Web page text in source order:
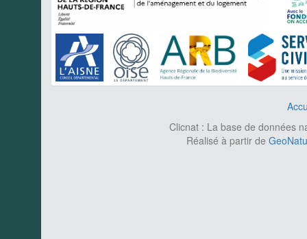
Clicnat : La base de données
Réalisé à partir de